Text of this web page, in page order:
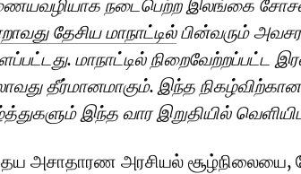
நடைபெற்ற இலங்கை
தேசிய மாநாட்டில்பின்வரும்
மாநாட்டில் நிறைவேற்றப்பட்ட
தீர்மானமாகும். இந்த
இந்த வார இறுதியில்
அசாதாரண அரசியல் சூழ்நிலையை,